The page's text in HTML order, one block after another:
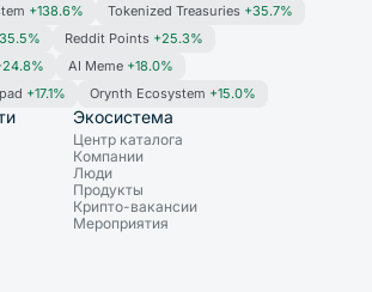
+138.6% Tokenized Treasuries +35.7%
Reddit Points +25.3%
AI Meme +18.0%
+17.1% Orynth Ecosystem +15.0%
Экосистема
Центр каталога
Компании
Люди
Продукты
Крипто-вакансии
Мероприятия